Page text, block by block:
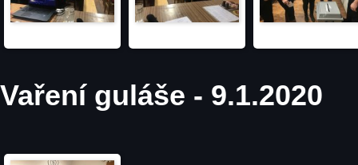
Vaření guláše - 9.1.2020